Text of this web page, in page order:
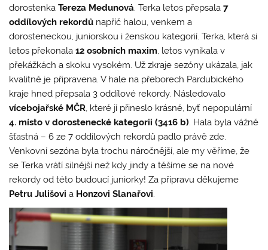
dorostenkaTereza Medunová. Terka letos přepsala7
oddílových rekordů napříč halou, venkem a
dorosteneckou, juniorskou i ženskou kategorií. Terka, která si
letos překonala12 osobních maxim, letos vynikala v
překážkách a skoku vysokém. Už zkraje sezóny ukázala, jak
kvalitně je připravena. V hale na přeborech Pardubického
kraje hned přepsala 3 oddílové rekordy. Následovalo
vícebojařské MČR, které jí přineslo krásné, byť nepopulární
4. místo v dorostenecké kategorii (3416 b). Hala byla vážně
šťastná – 6 ze 7 oddílových rekordů padlo právě zde.
Venkovní sezóna byla trochu náročnější, ale my věříme, že
se Terka vrátí silnější než kdy jindy a těšíme se na nové
rekordy od této budoucí juniorky! Za přípravu děkujeme
Petru Julišovia Honzovi Slanařovi.